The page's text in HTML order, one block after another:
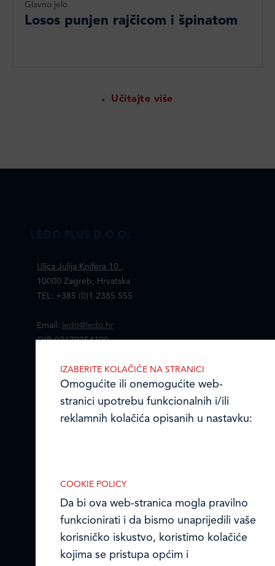
Glavno jelo
Losos punjen rajčicom i špinatom
Učitajte više
LEDO PLUS D.O.O.
Ulica Julija Knifera 10 ,
10000 Zagreb, Hrvatska
TEL: +385 (0)1 2385 555
Email:
ledo@ledo.hr
OIB 07179054100
Ledo Hrvatska
Prodajni centri
Obavijest o Privatnosti i Kolačići
Privacy notice and Cookies
© LEDO plus d.o.o. 2026.
COOKIE POLICY
Da bi ova web-stranica mogla pravilno
funkcionirati i da bismo unaprijedili vaše
korisničko iskustvo, koristimo kolačiće
kojima se pristupa općim i
IZABERITE KOLAČIĆE NA STRANICI
Omogućite ili onemogućite web-
stranici upotrebu funkcionalnih i/ili
reklamnih kolačića opisanih u nastavku:
Nužni (tehnički) kolačići
Nužni kolačići omogućuju osnovne
funkcionalnosti. Bez ovih kolačića, web-